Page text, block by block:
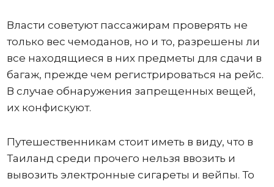
Власти советуют пассажирам проверять не
только вес чемоданов, но и то, разрешены ли
все находящиеся в них предметы для сдачи в
багаж, прежде чем регистрироваться на рейс.
В случае обнаружения запрещенных вещей,
их конфискуют.
Путешественникам стоит иметь в виду, что в
Таиланд среди прочего нельзя ввозить и
вывозить электронные сигареты и вейпы. То